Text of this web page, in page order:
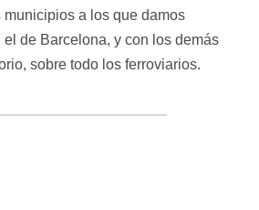
a los que damos
de Barcelona, y con los demás
sobre todo los ferroviarios.